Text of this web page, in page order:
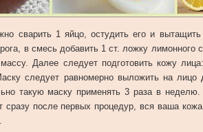
сварить 1 яйцо, остудить его и
в смесь добавить 1 ст. ложку
Далее следует подготовить кожу
следует равномерно выложить на
такую маску применять 3 раза в
после первых процедур, вся ваша кожа